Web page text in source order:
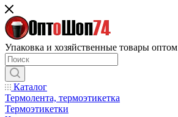
Упаковка и хозяйственные товары оптом
Каталог
Термолента, термоэтикетка
Термоэтикетки